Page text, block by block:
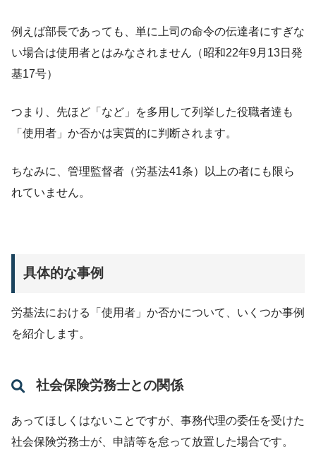
例えば部長であっても、単に上司の命令の伝達者にすぎな
い場合は使用者とはみなされません（昭和22年9月13日発
基17号）
つまり、先ほど「など」を多用して列挙した役職者達も
「使用者」か否かは実質的に判断されます。
ちなみに、管理監督者（労基法41条）以上の者にも限ら
れていません。
具体的な事例
労基法における「使用者」か否かについて、いくつか事例
を紹介します。
社会保険労務士との関係
あってほしくはないことですが、事務代理の委任を受けた
社会保険労務士が、申請等を怠って放置した場合です。